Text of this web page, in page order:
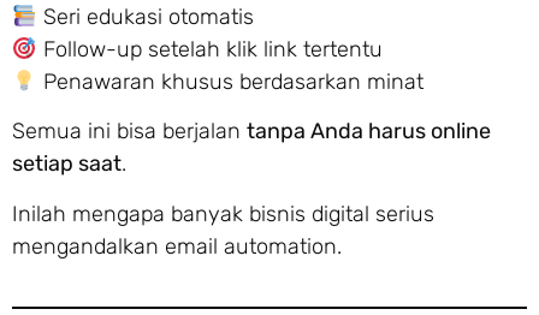
Seri edukasi otomatis
Follow-up setelah klik link tertentu
Penawaran khusus berdasarkan minat
Semua ini bisa berjalan tanpa Anda harus online
setiap saat.
Inilah mengapa banyak bisnis digital serius
mengandalkan email automation.